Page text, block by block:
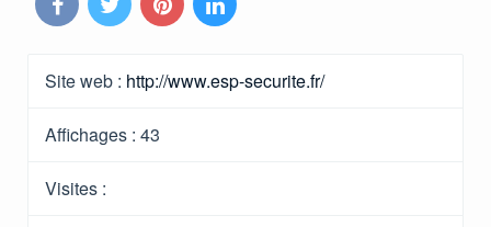
Site web : http://www.esp-securite.fr/
Affichages : 43
Visites :